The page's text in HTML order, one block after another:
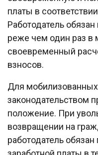
платы в
Работодатель
реже чем один раз в
своевременный
взносов.
Для
законодательством
положение. При
возвращении на
работодатель